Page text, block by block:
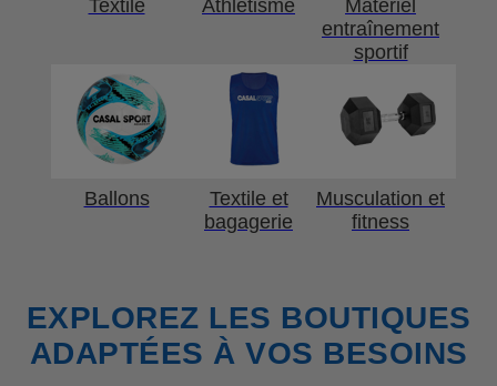
Textile Athlétisme
Matériel
entraînement
sportif
Ballons
Textile et
bagagerie
Musculation et
fitness
EXPLOREZ LES BOUTIQUES
ADAPTÉES À VOS BESOINS